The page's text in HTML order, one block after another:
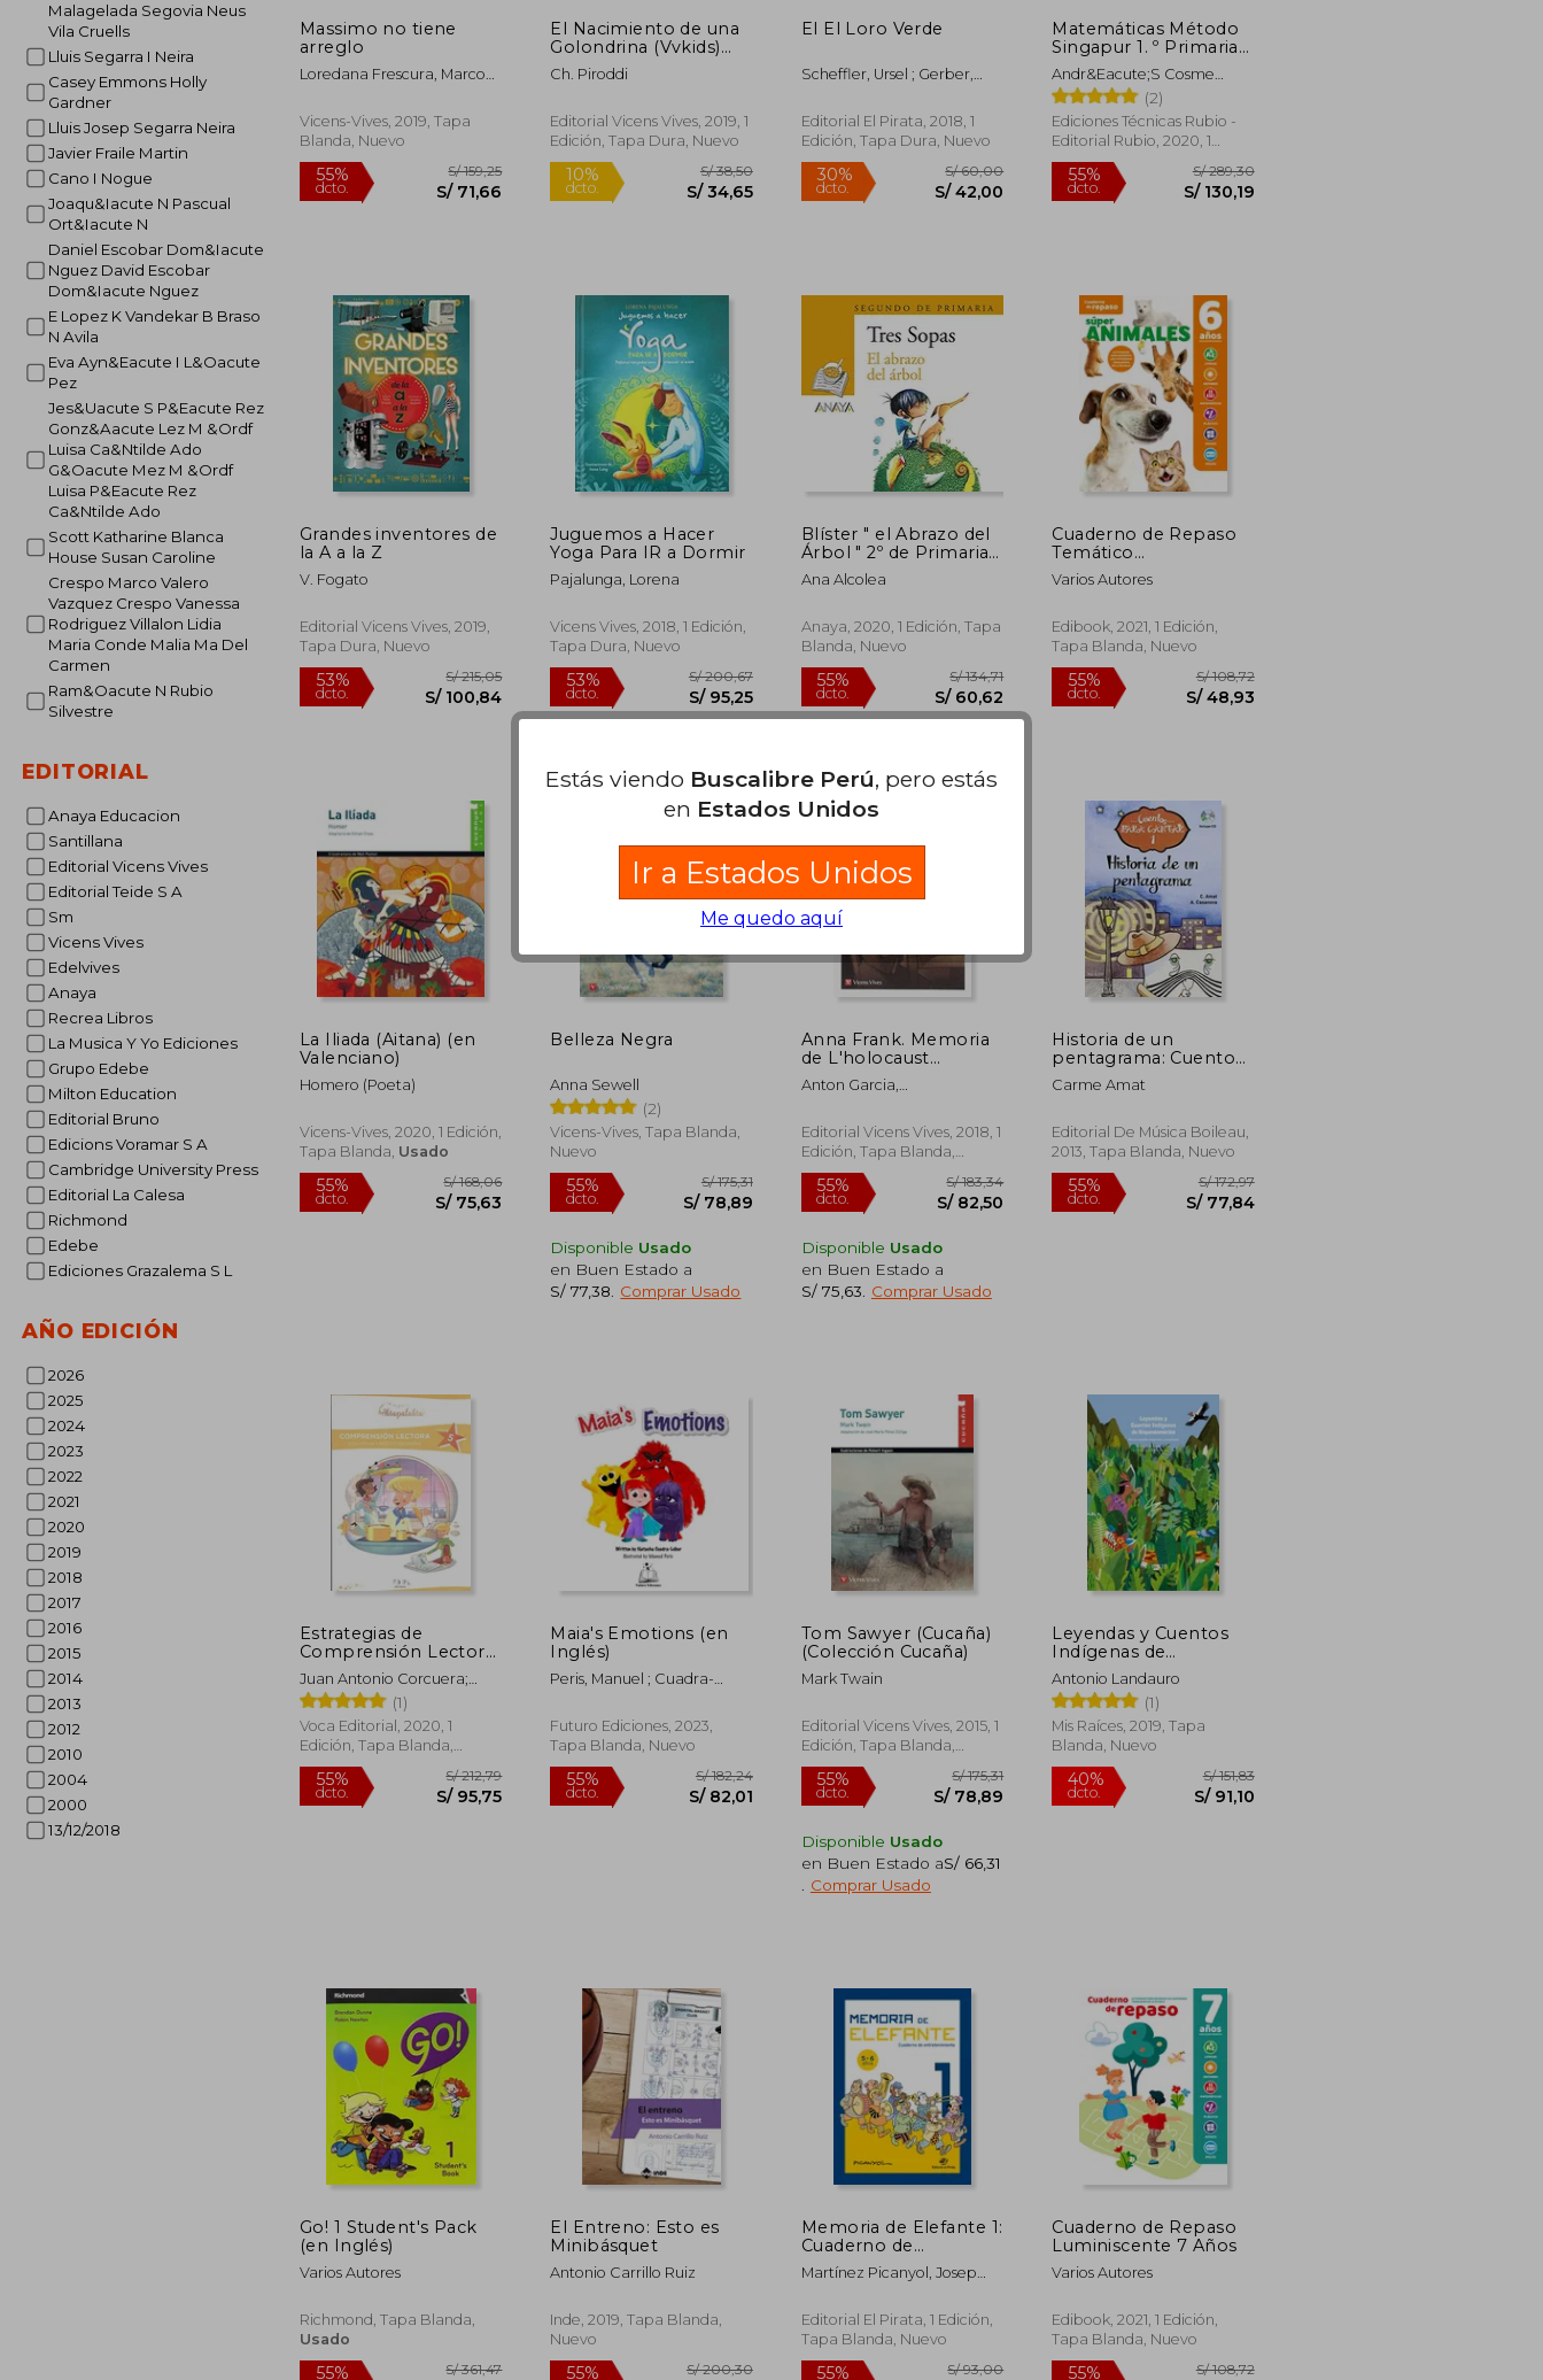
Malagelada Segovia Neus
Vila Cruells
Lluis Segarra I Neira
Casey Emmons Holly
Gardner
Lluis Josep Segarra Neira
Javier Fraile Martin
Cano I Nogue
Joaqu&Iacute N Pascual
Ort&Iacute N
Daniel Escobar Dom&Iacute
Nguez David Escobar
Dom&Iacute Nguez
E Lopez K Vandekar B Braso
N Avila
Eva Ayn&Eacute I L&Oacute
Pez
Jes&Uacute S P&Eacute Rez
Gonz&Aacute Lez M &Ordf
Luisa Ca&Ntilde Ado
G&Oacute Mez M &Ordf
Luisa P&Eacute Rez
Ca&Ntilde Ado
Scott Katharine Blanca
House Susan Caroline
Crespo Marco Valero
Vazquez Crespo Vanessa
Rodriguez Villalon Lidia
Maria Conde Malia Ma Del
Carmen
Ram&Oacute N Rubio
Silvestre
EDITORIAL
Anaya Educacion
Santillana
Editorial Vicens Vives
Editorial Teide S A
Sm
Vicens Vives
Edelvives
Anaya
Recrea Libros
La Musica Y Yo Ediciones
Grupo Edebe
Milton Education
Editorial Bruno
Edicions Voramar S A
Cambridge University Press
Editorial La Calesa
Richmond
Edebe
Ediciones Grazalema S L
AÑO EDICIÓN
2026
2025
2024
2023
2022
2021
2020
2019
2018
2017
2016
2015
2014
2013
2012
2010
2004
2000
13/12/2018
Massimo no tiene
arreglo
Loredana Frescura, Marco
Vicens-Vives, 2019, Tapa
Blanda, Nuevo
55%
dcto.
El Nacimiento de una
Golondrina (Vvkids)
(Vvkids Montesori)
Ch. Piroddi
Editorial Vicens Vives, 2019, 1
Edición, Tapa Dura, Nuevo
10%
dcto.
S/ 38,50
S/ 34,65
El El Loro Verde
Scheffler, Ursel ; Gerber,
Editorial El Pirata, 2018, 1
Edición, Tapa Dura, Nuevo
30%
dcto.
S/ 60,00
S/ 42,00
Matemáticas Método
Singapur 1. º Primaria
Rubio (pack de 3
libros)
Andr&Eacute;S Cosme
S&Aacute;Nchez
(2)
Ediciones Técnicas Rubio -
Editorial Rubio, 2020, 1
Edición, Tapa Blanda,
Nuevo
55%
dcto.
Grandes inventores de
la A a la Z
V. Fogato
Editorial Vicens Vives, 2019,
Tapa Dura, Nuevo
53%
dcto. S/ 100,84
Juguemos a Hacer
Yoga Para IR a Dormir
Pajalunga, Lorena
Vicens Vives, 2018, 1 Edición,
Tapa Dura, Nuevo
dcto. S/ 95,25
Blíster " el Abrazo del
Árbol " 2º de Primaria
(Literatura Infantil (6-11
Años) - Plan Lector
(Castellano))
Ana Alcolea
Anaya, 2020, 1 Edición, Tapa
Blanda, Nuevo
dcto.
S/ 134,71
S/ 60,62
Cuaderno de Repaso
Temático
Luminiscente 6 Años
Súper Animales
Varios Autores
Edibook, 2021, 1 Edición,
Tapa Blanda, Nuevo
55%
dcto.
La Iliada (Aitana) (en
Valenciano)
Homero (Poeta)
Vicens-Vives, 2020, 1 Edición,
Tapa Blanda, Usado
55%
dcto.
Belleza Negra
Anna Sewell
(2)
Vicens-Vives, Tapa Blanda,
Nuevo
55%
dcto. S/ 78,89
Disponible Usado
en Buen Estado a
S/ 77,38
Comprar Usado
Anna Frank. Memoria
de L'holocaust
(Cucanya) (en Catalán)
Anton Garcia,
Eduardo;Tharrats Pascual,
August
Editorial Vicens Vives, 2018, 1
Edición, Tapa Blanda,
Nuevo
55%
dcto.
S/ 183,34
S/ 82,50
Disponible Usado
en Buen Estado a
S/ 75,63
Comprar Usado
Historia de un
pentagrama: Cuentos
para Cantar 1
Carme Amat
Editorial De Música Boileau,
2013, Tapa Blanda, Nuevo
55%
dcto.
Estrategias de
Comprensión Lectora
5 Primaria.
Abrapalabra:
Comprensión Lectora,
Estrategias y
Producción Escrita
Juan Antonio Corcuera;
Johanna Pérez; Laura
Lacosta; Ana Zapata
(1)
Voca Editorial, 2020, 1
Edición, Tapa Blanda,
Nuevo
55%
dcto.
Maia's Emotions (en
Inglés)
Peris, Manuel ; Cuadra-
Futuro Ediciones, 2023,
Tapa Blanda, Nuevo
55%
dcto. S/ 82,01
Tom Sawyer (Cucaña)
(Colección Cucaña)
Mark Twain
Editorial Vicens Vives, 2015, 1
Edición, Tapa Blanda,
Nuevo
55%
dcto.
S/ 175,31
S/ 78,89
Disponible Usado
en Buen Estado aS/ 66,31
Comprar Usado
Leyendas y Cuentos
Indígenas de
Hispanoamérica
Antonio Landauro
(1)
Mis Raíces, 2019, Tapa
Blanda, Nuevo
40%
dcto.
Go! 1 Student's Pack
(en Inglés)
Varios Autores
Richmond, Tapa Blanda,
Usado
El Entreno: Esto es
Minibásquet
Antonio Carrillo Ruiz
Inde, 2019, Tapa Blanda,
Nuevo
Memoria de Elefante 1:
Cuaderno de
Entretenimiento
Volume 1
Martínez Picanyol, Josep
Editorial El Pirata, 1 Edición,
Tapa Blanda, Nuevo
Cuaderno de Repaso
Luminiscente 7 Años
Varios Autores
Edibook, 2021, 1 Edición,
Tapa Blanda, Nuevo
Estás viendo Buscalibre Perú, pero estás
en Estados Unidos
Ir a Estados Unidos
Me quedo aquí